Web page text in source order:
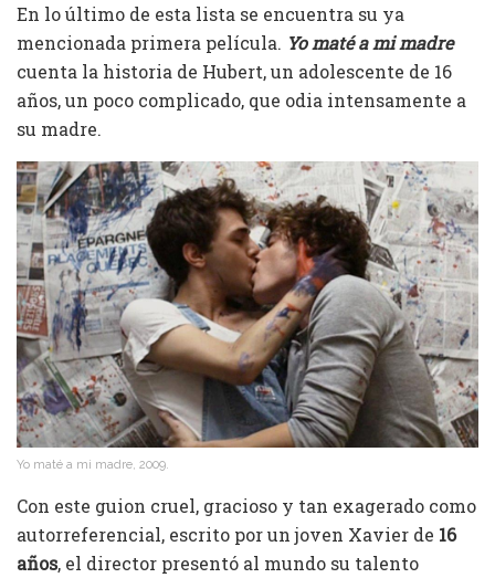
En lo último de esta lista se encuentra su ya
mencionada primera película. Yo maté a mi madre
cuenta la historia de Hubert, un adolescente de 16
años, un poco complicado, que odia intensamente a
su madre.
Yo maté a mi madre, 2009.
Con este guion cruel, gracioso y tan exagerado como
autorreferencial, escrito por un joven Xavier de 16
años, el director presentó al mundo su talento